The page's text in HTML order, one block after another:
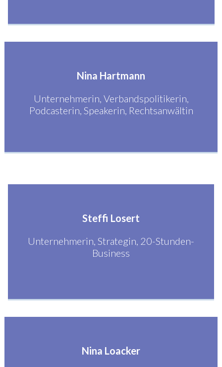
Nina Hartmann
Unternehmerin, Verbandspolitikerin,
Podcasterin, Speakerin, Rechtsanwältin
Steffi Losert
Unternehmerin, Strategin, 20-Stunden-
Business
Nina Loacker